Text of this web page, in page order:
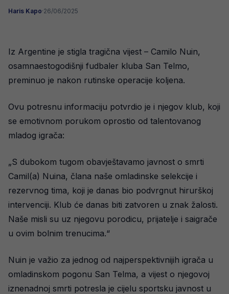
Haris Kapo·26/06/2025
Iz Argentine je stigla tragična vijest – Camilo Nuin,
osamnaestogodišnji fudbaler kluba San Telmo,
preminuo je nakon rutinske operacije koljena.
Ovu potresnu informaciju potvrdio je i njegov klub, koji
se emotivnom porukom oprostio od talentovanog
mladog igrača:
„S dubokom tugom obavještavamo javnost o smrti
Camil(a) Nuina, člana naše omladinske selekcije i
rezervnog tima, koji je danas bio podvrgnut hirurškoj
intervenciji. Klub će danas biti zatvoren u znak žalosti.
Naše misli su uz njegovu porodicu, prijatelje i saigrače
u ovim bolnim trenucima.“
Nuin je važio za jednog od najperspektivnijih igrača u
omladinskom pogonu San Telma, a vijest o njegovoj
iznenadnoj smrti potresla je cijelu sportsku javnost u